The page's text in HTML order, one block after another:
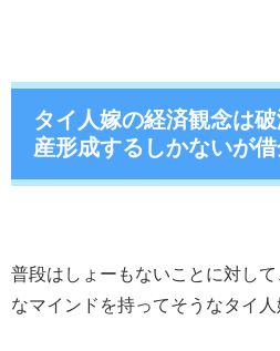
タイ人嫁の経済観念は
産形成するしかないが
普段はしょーもないことに対し
なマインドを持ってそうなタイ人